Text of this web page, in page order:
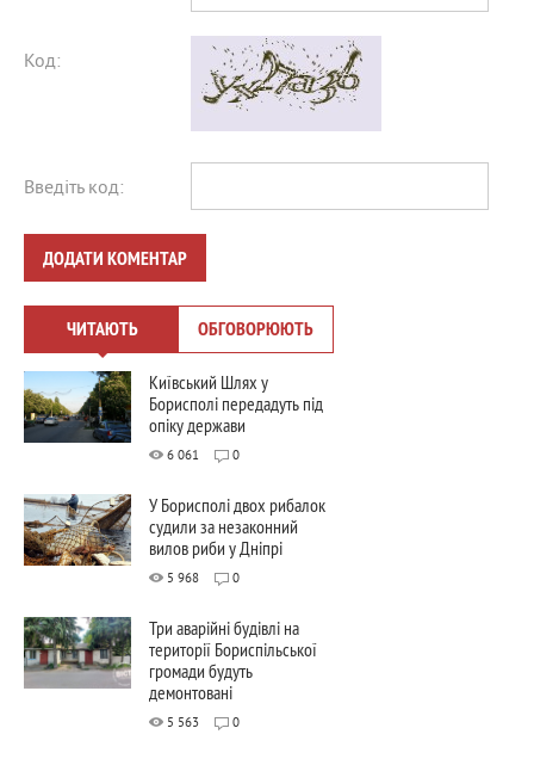
Код:
Введіть код:
ДОДАТИ КОМЕНТАР
ЧИТАЮТЬ ОБГОВОРЮЮТЬ
Київський Шлях у
Борисполі передадуть під
опіку держави
6 061 0
У Борисполі двох рибалок
судили за незаконний
вилов риби у Дніпрі
5 968 0
Три аварійні будівлі на
території Бориспільської
громади будуть
демонтовані
5 563 0